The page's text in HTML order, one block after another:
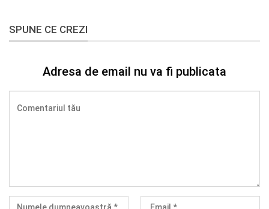
SPUNE CE CREZI
Adresa de email nu va fi publicata